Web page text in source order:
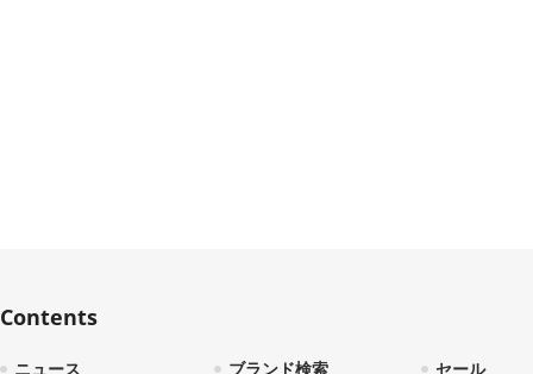
Contents
ニュース ブランド検索 セール